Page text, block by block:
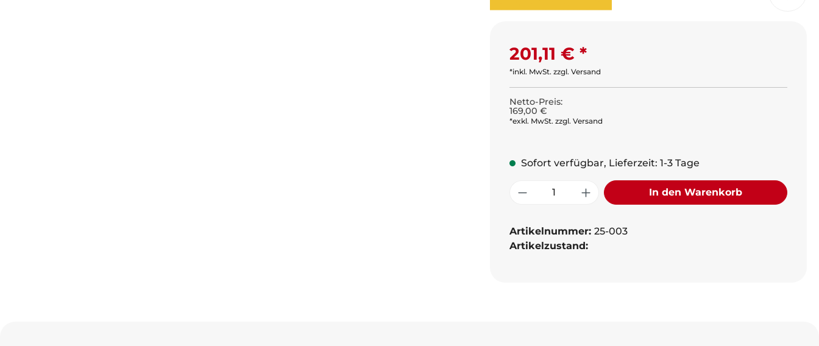
Regulärer Preis:
201,11 €
*inkl. MwSt. zzgl. Versand
Netto-Preis:
169,00 €
*exkl. MwSt. zzgl. Versand
Sofort verfügbar, Lieferzeit: 1-3 Tage
Produkt Anzahl: Gib den gewünschten
In den Warenkorb
Artikelnummer: 25-003
Artikelzustand: